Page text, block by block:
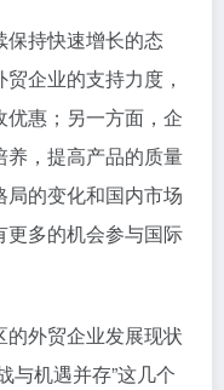
保持快速增长的态
企业的支持力度，
惠；另一方面，企
养，提高产品的质量
的变化和国内市场
更多的机会参与国际
外贸企业发展现状
与机遇并存”这几个